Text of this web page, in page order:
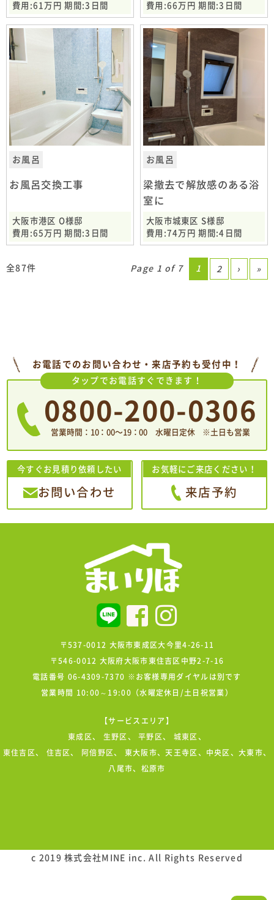
費用:61万円 期間:3日間
費用:66万円 期間:3日間
お風呂
お風呂交換工事
大阪市港区 O様邸
費用:65万円 期間:3日間
お風呂
梁撤去で解放感のある浴
室に
大阪市城東区 S様邸
費用:74万円 期間:4日間
全87件 Page 1 of 7 1 2 › »
お電話でのお問い合わせ・来店予約も受付中！
タップでお電話すぐできます！
0800-200-0306
営業時間：10：00〜19：00 水曜日定休 ※土日も営業
今すぐお見積り依頼したい
お問い合わせ
お気軽にご来店ください！
来店予約
〒537-0012 大阪市東成区大今里4-26-11
〒546-0012 大阪府大阪市東住吉区中野2-7-16
電話番号 06-4309-7370 ※お客様専用ダイヤルは別です
営業時間 10:00～19:00（水曜定休日/土日祝営業）
【サービスエリア】
東成区、 生野区 、平野区、 城東区 、
東住吉区、 住吉区、 阿倍野区、 東大阪市、天王寺区、中央区、大東市、
八尾市、松原市
c 2019 株式会社MINE inc. All Rights Reserved